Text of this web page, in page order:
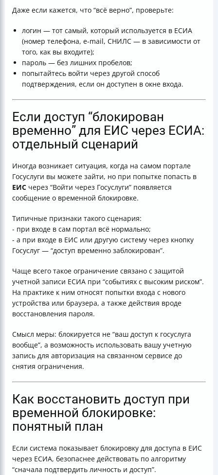
Даже если кажется, что “всё верно”, проверьте:
логин — тот самый, который используется в ЕСИА
(номер телефона, e-mail, СНИЛС — в зависимости от
того, как вы входите);
пароль — без лишних пробелов;
попытайтесь войти через другой способ
подтверждения, если он доступен в окне входа.
Если доступ “блокирован
временно” для ЕИС через ЕСИА:
отдельный сценарий
Иногда возникает ситуация, когда на самом портале
Госуслуги вы можете зайти, но при попытке попасть в
ЕИС через “Войти через Госуслуги” появляется
сообщение о временной блокировке.
Типичные признаки такого сценария:
- при входе в сам портал всё нормально;
- а при входе в ЕИС или другую систему через кнопку
Госуслуг — “доступ временно заблокирован”.
Чаще всего такое ограничение связано с защитой
учетной записи ЕСИА при “событиях с высоким риском”.
На практике к ним относят попытки входа с нового
устройства или браузера, а также действия вроде
восстановления пароля.
Смысл меры: блокируется не “ваш доступ к госуслуга
вообще”, а возможность использовать вашу учетную
запись для авторизация на связанном сервисе до
снятия ограничения.
Как восстановить доступ при
временной блокировке:
понятный план
Если система показывает блокировку для доступа в ЕИС
через ЕСИА, безопаснее действовать по алгоритму
“сначала подтвердить личность и доступ”.